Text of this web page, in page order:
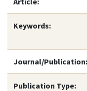
Keywords:
Journal/Publication:
Publication Type: